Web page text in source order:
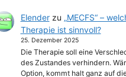
Elenderzu „MECFS“ –
Therapie ist sinnvoll?
25. Dezember 2025
Die Therapie soll eine
des Zustandes verhindern.
Option, kommt halt ganz auf